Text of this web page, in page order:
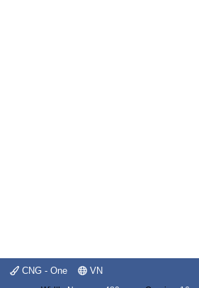
CNG - One VN